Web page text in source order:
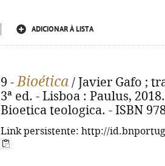
ADICIONAR À LISTA
9 -Bioética / Javier Gafo ;
3ª ed. - Lisboa : Paulus,
Bioetica teologica. - ISBN
Link persistente: http://